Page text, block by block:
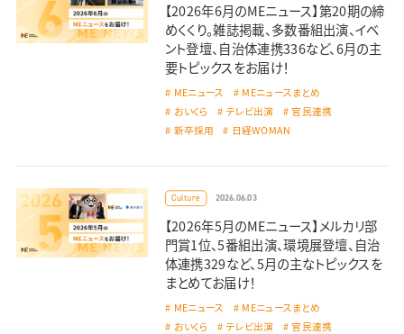
【2026年6月のMEニュース】第20期の締
めくくり。雑誌掲載、多数番組出演、イベ
ント登壇、自治体連携336など、6月の主
要トピックスをお届け！
MEニュース MEニュースまとめ
おいくら テレビ出演
官民連携
新卒採用
日経WOMAN
Culture 2026.06.03
【2026年5月のMEニュース】メルカリ部
門賞1位、5番組出演、環境展登壇、自治
体連携329など、5月の主なトピックスを
まとめてお届け！
MEニュース MEニュースまとめ
おいくら テレビ出演
官民連携